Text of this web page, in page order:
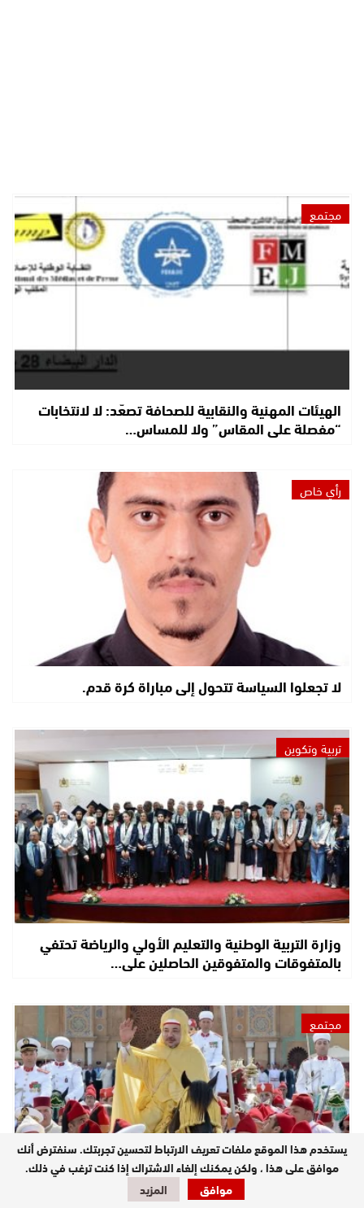
مجتمع
الهيئات المهنية والنقابية للصحافة تصعّد: لا لانتخابات
“مفصلة على المقاس” ولا للمساس…
رأي خاص
لا تجعلوا السياسة تتحول إلى مباراة كرة قدم.
تربية وتكوين
وزارة التربية الوطنية والتعليم الأولي والرياضة تحتفي
بالمتفوقات والمتفوقين الحاصلين على…
مجتمع
يستخدم هذا الموقع ملفات تعريف الارتباط لتحسين تجربتك. سنفترض أنك
موافق على هذا ، ولكن يمكنك إلغاء الاشتراك إذا كنت ترغب في ذلك.
موافق
المزيد